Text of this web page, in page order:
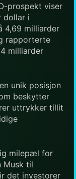
prospekt viser
dollar i
4,69 milliarder
rapporterte
milliarder
unik posisjon
beskytter
uttrykker tillit
milepæl for
Musk til
det investorer